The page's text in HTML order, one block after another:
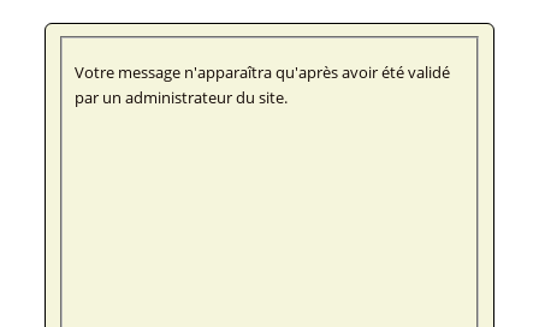
Votre message n'apparaîtra qu'après avoir été validé
par un administrateur du site.